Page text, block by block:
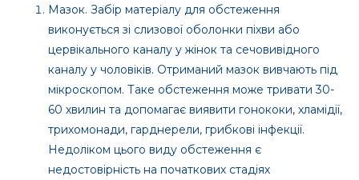
Мазок. Забір матеріалу для обстеження
виконується зі слизової оболонки піхви або
цервікального каналу у жінок та сечовивідного
каналу у чоловіків. Отриманий мазок вивчають під
мікроскопом. Таке обстеження може тривати 30-
60 хвилин та допомагає виявити гонококи, хламідії,
трихомонади, гарднерели, грибкові інфекції.
Недоліком цього виду обстеження є
недостовірність на початкових стадіях